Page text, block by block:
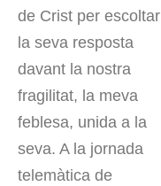
de Crist per escoltar
la seva resposta
davant la nostra
fragilitat, la meva
feblesa, unida a la
seva. A la jornada
telemàtica de